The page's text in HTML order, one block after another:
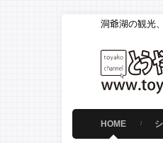
洞爺湖の観光
HOME